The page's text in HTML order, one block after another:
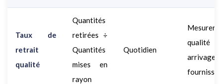
Taux de
retrait
qualité
Quantités
retirées ÷
Quantités
mises en
rayon
Quotidien
Mesurer
qualité
arrivages